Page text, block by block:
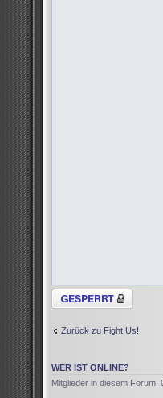
Thema gesperrt
Zurück zu Fight Us!
WER IST ONLINE?
Mitglieder in diesem Forum: